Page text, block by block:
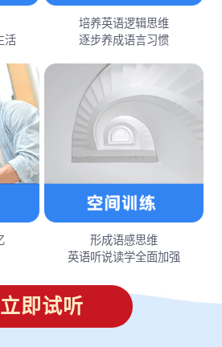
活
培养英语逻辑思维
逐步养成语言习惯
形成语感思维
英语听说读学全面加强
立即试听